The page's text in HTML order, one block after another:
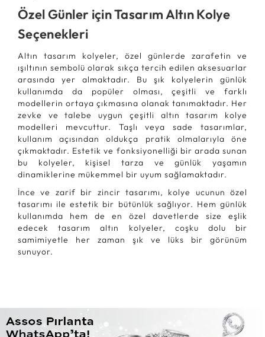
Özel Günler için Tasarım Altın Kolye
Seçenekleri
Altın tasarım kolyeler, özel günlerde zarafetin ve
ışıltının sembolü olarak sıkça tercih edilen aksesuarlar
arasında yer almaktadır. Bu şık kolyelerin günlük
kullanımda da popüler olması, çeşitli ve farklı
modellerin ortaya çıkmasına olanak tanımaktadır. Her
zevke ve talebe uygun çeşitli altın tasarım kolye
modelleri mevcuttur. Taşlı veya sade tasarımlar,
kullanım açısından oldukça pratik olmalarıyla öne
çıkmaktadır. Estetik ve fonksiyonelliği bir arada sunan
bu kolyeler, kişisel tarza ve günlük yaşamın
dinamiklerine mükemmel bir uyum sağlamaktadır.
İnce ve zarif bir zincir tasarımı, kolye ucunun özel
tasarımı ile estetik bir bütünlük sağlıyor. Hem günlük
kullanımda hem de en özel davetlerde size eşlik
edecek tasarım altın kolyeler, coşku dolu bir
samimiyetle her zaman şık ve lüks bir görünüm
sunuyor.